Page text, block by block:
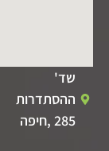
שד'
ההסתדרות
285 ,חיפה